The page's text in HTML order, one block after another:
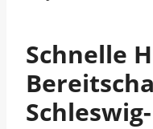
Schnelle